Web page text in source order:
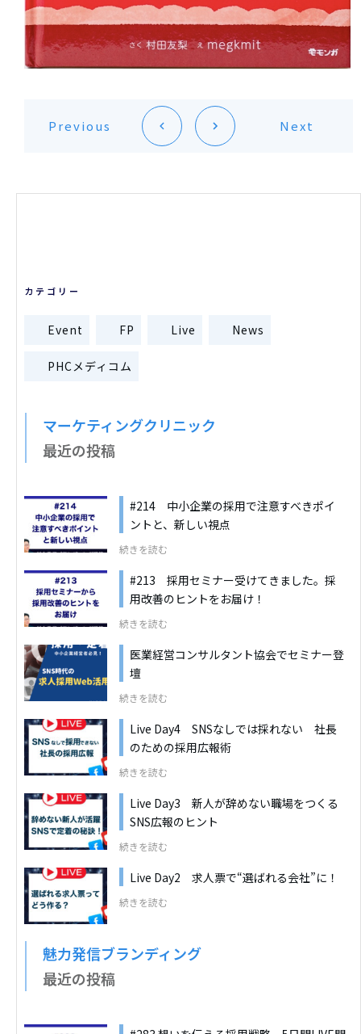
Previous Next
カテゴリー
Event FP Live News
PHCメディコム
マーケティングクリニック
最近の投稿
#214 中小企業の採用で注意すべきポイ
ントと、新しい視点
続きを読む
#213 採用セミナー受けてきました。採
用改善のヒントをお届け！
続きを読む
医業経営コンサルタント協会でセミナー登
壇
続きを読む
Live Day4 SNSなしでは採れない 社長
のための採用広報術
続きを読む
Live Day3 新人が辞めない職場をつくる
SNS広報のヒント
続きを読む
Live Day2 求人票で“選ばれる会社”に！
続きを読む
魅力発信ブランディング
最近の投稿